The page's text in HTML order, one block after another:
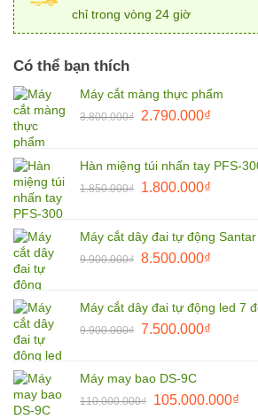
chỉ trong vòng 24 giờ
Có thể bạn thích
Máy cắt màng thực phẩm
3.800.000₫
Giá
3.800.000₫.
2.790.000₫Giá
là:
Hàn miệng túi nhấn tay PFS-
1.850.000₫
Giá
1.850.000₫.
1.800.000₫Giá
là:
Máy cắt dây đai tự động
9.900.000₫ Giá
9.900.000₫.
8.500.000₫Giá
là:
Máy cắt dây đai tự động led 7
9.900.000₫ Giá
9.900.000₫.
7.500.000₫Giá
Máy may bao DS-9C
110.000.000₫
Giá
105.000.000₫Giá